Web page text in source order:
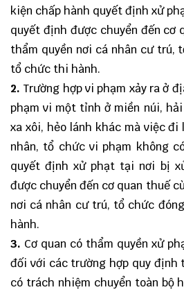
kiện chấp hành quyết định xử
quyết định được chuyển đến cơ
thẩm quyền nơi cá nhân cư trú,
tổ chức thi hành.
2. Trường hợp vi phạm xảy ra ở
phạm vi một tỉnh ở miền núi,
xa xôi, hẻo lánh khác mà việc đi
nhân, tổ chức vi phạm không
quyết định xử phạt tại nơi bị
được chuyển đến cơ quan thuế
nơi cá nhân cư trú, tổ chức
hành.
3. Cơ quan có thẩm quyền xử
đối với các trường hợp quy định
có trách nhiệm chuyển toàn bộ